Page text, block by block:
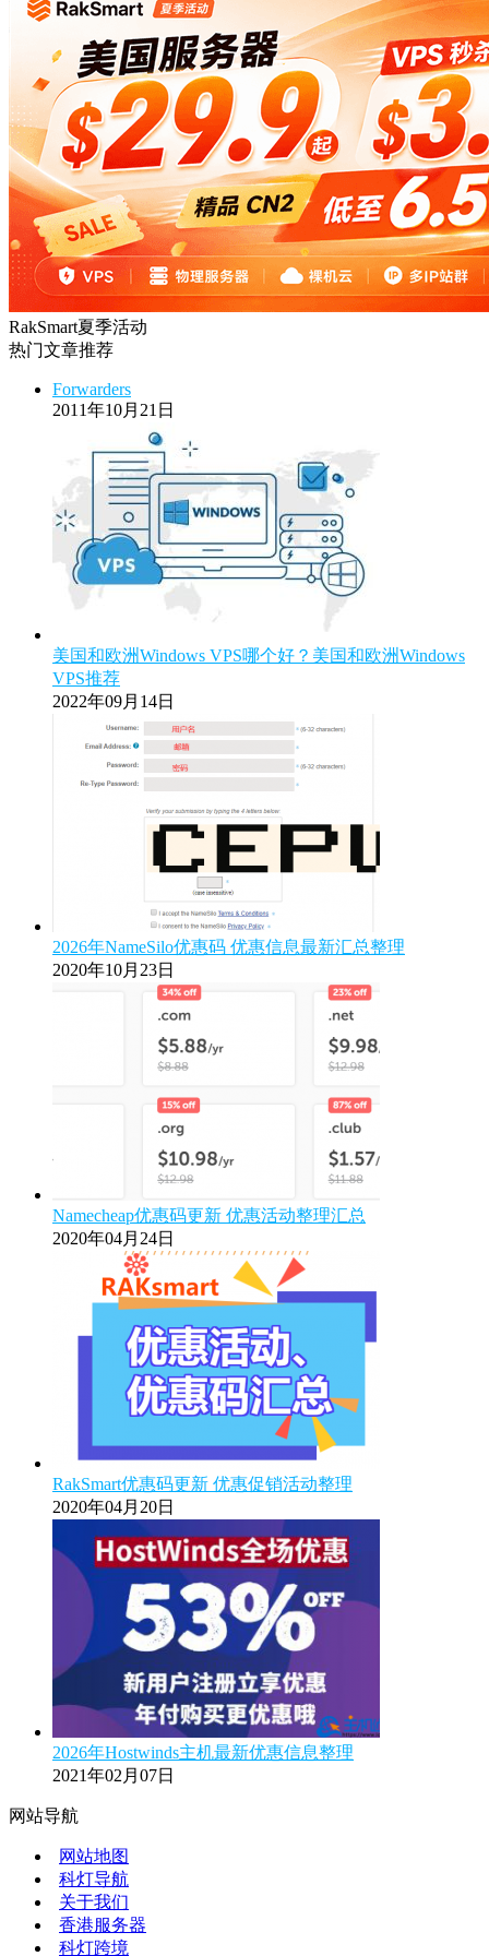
性能出众的高性价比美国主机，年付六折
DMIT
专注于高品质线路的VPS云服务器
RakSmart夏季活动
热门文章推荐
Forwarders
2011年10月21日
美国和欧洲Windows VPS哪个好？美国和欧洲Windows
VPS推荐
2022年09月14日
2026年NameSilo优惠码 优惠信息最新汇总整理
2020年10月23日
Namecheap优惠码更新 优惠活动整理汇总
2020年04月24日
RakSmart优惠码更新 优惠促销活动整理
2020年04月20日
2026年Hostwinds主机最新优惠信息整理
2021年02月07日
网站导航
网站地图
科灯导航
关于我们
香港服务器
科灯跨境